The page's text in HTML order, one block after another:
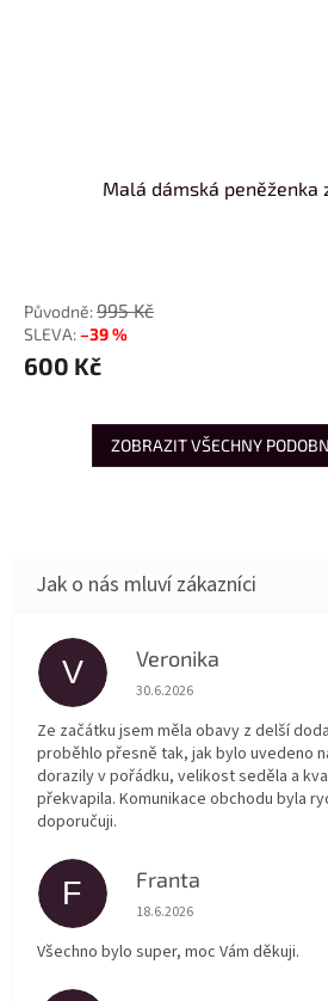
Malá dámská peněženka
995 Kč
–39 %
600 Kč
ZOBRAZIT VŠECHNY
V Veronika
Hodnocení obchodu je 5 z
30.6.2026
Ze začátku jsem měla obavy z delší
proběhlo přesně tak, jak bylo uvedeno
dorazily v pořádku, velikost seděla a
překvapila. Komunikace obchodu byla
doporučuji.
F Franta
Hodnocení obchodu je 5 z
18.6.2026
Všechno bylo super, moc Vám děkuji.